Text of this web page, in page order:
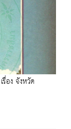
อง จังหวัด